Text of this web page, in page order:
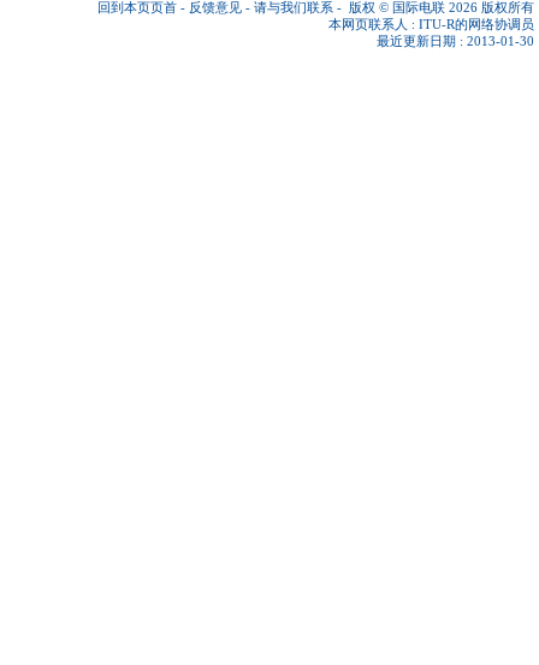
回到本页页首 - 反馈意见 - 请与我们联系 - 版权 © 国际电联 2026 版权所有
本网页联系人 : ITU-R的网络协调员
最近更新日期 : 2013-01-30